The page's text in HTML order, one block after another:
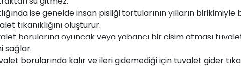
ise genelde insan pisliği tortularının yılların birikimiyle
tıkanıklığını oluşturur.
borularına oyuncak veya yabancı bir cisim atması
sağlar.
borularında kalır ve ileri gidemediği için tuvalet gider